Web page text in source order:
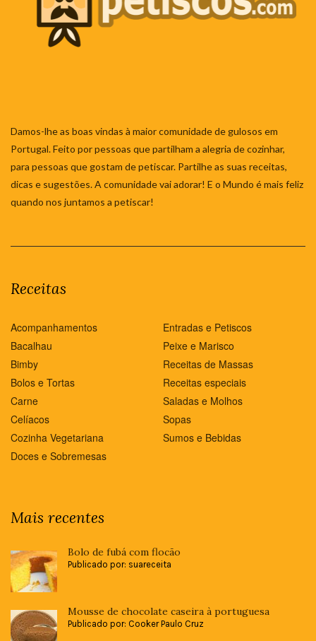
Damos-lhe as boas vindas à maior comunidade de gulosos em
Portugal. Feito por pessoas que partilham a alegria de cozinhar,
para pessoas que gostam de petiscar. Partilhe as suas receitas,
dicas e sugestões. A comunidade vai adorar! E o Mundo é mais feliz
quando nos juntamos a petiscar!
Receitas
Acompanhamentos
Bacalhau
Bimby
Bolos e Tortas
Carne
Celíacos
Cozinha Vegetariana
Doces e Sobremesas
Entradas e Petiscos
Peixe e Marisco
Receitas de Massas
Receitas especiais
Saladas e Molhos
Sopas
Sumos e Bebidas
Mais recentes
Bolo de fubá com flocão
Publicado por: suareceita
Mousse de chocolate caseira à portuguesa
Publicado por: Cooker Paulo Cruz